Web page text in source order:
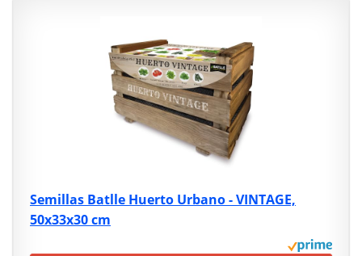
Semillas Batlle Huerto Urbano - VINTAGE,
50x33x30 cm